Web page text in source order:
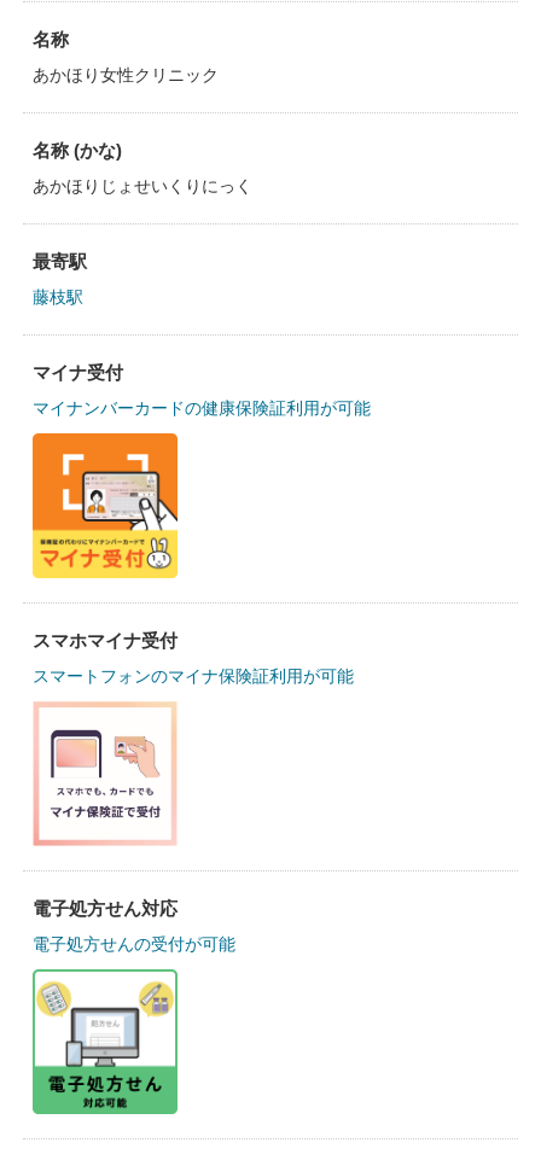
名称
あかほり女性クリニック
名称 (かな)
あかほりじょせいくりにっく
最寄駅
藤枝駅
マイナ受付
マイナンバーカードの健康保険証利用が可能
スマホマイナ受付
スマートフォンのマイナ保険証利用が可能
電子処方せん対応
電子処方せんの受付が可能